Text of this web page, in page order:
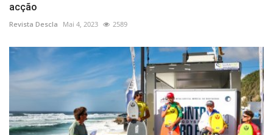
acção
Revista Descla Mai 4, 2023 2589